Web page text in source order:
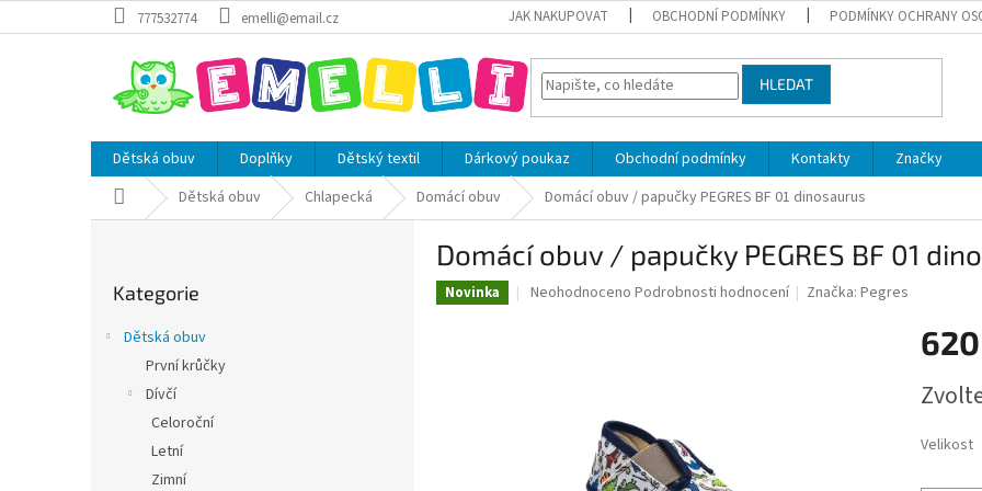
na
777532774 emelli@email.cz JAK NAKUPOVAT OBCHODNÍ PODMÍNKY PODMÍNKY OCHRANY
HLEDAT
Dětská obuv Doplňky Dětský textil Dárkový poukaz Obchodní podmínky Kontakty
Značky
Domů Dětská obuv Chlapecká Domácí obuv Domácí obuv / papučky PEGRES BF 01 dinosaurus
kategorie
Kategorie
Dětská obuv
První krůčky
Dívčí
Celoroční
Letní
Zimní
Domácí obuv / papučky PEGRES BF 01
Novinka
Průměrné
hvězdiček.
Neohodnoceno Podrobnosti hodnocení Značka:Pegres
cena:
Velikost